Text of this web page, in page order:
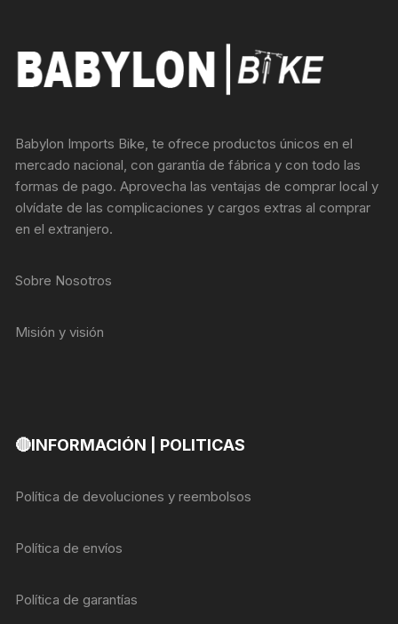
Babylon Imports Bike, te ofrece productos únicos en el
mercado nacional, con garantía de fábrica y con todo las
formas de pago. Aprovecha las ventajas de comprar local y
olvídate de las complicaciones y cargos extras al comprar
en el extranjero.
Sobre Nosotros
Misión y visión
🔴INFORMACIÓN | POLITICAS
Política de devoluciones y reembolsos
Política de envíos
Política de garantías